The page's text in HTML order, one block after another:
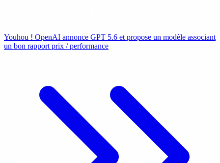
Youhou ! OpenAI annonce GPT 5.6 et propose un modèle associant
un bon rapport prix / performance